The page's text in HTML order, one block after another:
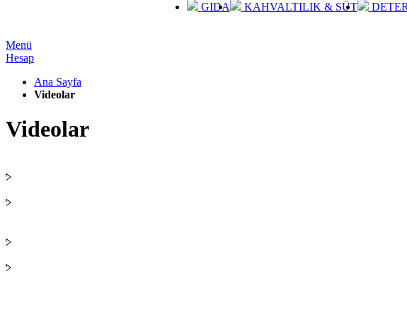
GIDA KAHVALTILIK & SÜT
Menü
Hesap
Ana Sayfa
Videolar
Videolar